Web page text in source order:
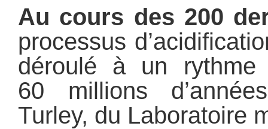
Au cours des 200
processus
déroulé à un
60 millions
Turley, du Laboratoire